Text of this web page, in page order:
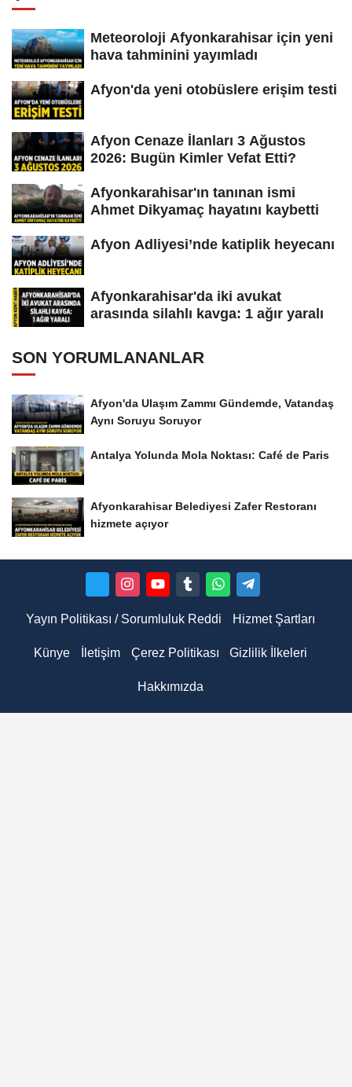
Meteoroloji Afyonkarahisar için yeni
hava tahminini yayımladı
Afyon'da yeni otobüslere erişim testi
Afyon Cenaze İlanları 3 Ağustos
2026: Bugün Kimler Vefat Etti?
Afyonkarahisar'ın tanınan ismi
Ahmet Dikyamaç hayatını kaybetti
Afyon Adliyesi’nde katiplik heyecanı
Afyonkarahisar'da iki avukat
arasında silahlı kavga: 1 ağır yaralı
SON YORUMLANANLAR
Afyon'da Ulaşım Zammı Gündemde, Vatandaş
Aynı Soruyu Soruyor
Antalya Yolunda Mola Noktası: Café de Paris
Afyonkarahisar Belediyesi Zafer Restoranı
hizmete açıyor
Yayın Politikası / Sorumluluk Reddi Hizmet Şartları
Künye İletişim Çerez Politikası Gizlilik İlkeleri
Hakkımızda